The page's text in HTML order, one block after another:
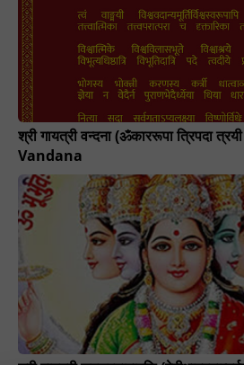
श्री गायत्री वन्दना (ॐकाररूपा त्रिपदा
Vandana